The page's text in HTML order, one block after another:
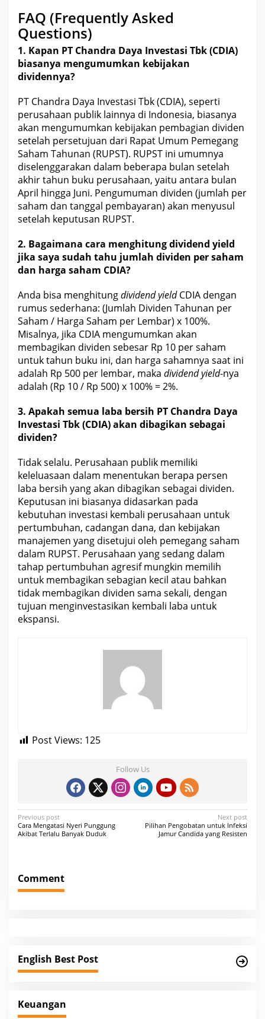
FAQ (Frequently Asked
Questions)
1. Kapan PT Chandra Daya Investasi Tbk(CDIA)
biasanya mengumumkan kebijakan
dividennya?
PT Chandra Daya Investasi Tbk (CDIA), seperti
perusahaan publik lainnya di Indonesia, biasanya
akan mengumumkan kebijakan pembagian dividen
setelah persetujuan dari Rapat Umum Pemegang
Saham Tahunan (RUPST). RUPST ini umumnya
diselenggarakan dalam beberapa bulan setelah
akhir tahun buku perusahaan, yaitu antara bulan
April hingga Juni. Pengumuman dividen (jumlah per
saham dan tanggal pembayaran) akan menyusul
setelah keputusan RUPST.
2. Bagaimana cara menghitung dividend yield
jika saya sudah tahu jumlah dividen per saham
dan harga saham CDIA?
Anda bisa menghitungdividend yieldCDIA dengan
rumus sederhana: (Jumlah Dividen Tahunan per
Saham / Harga Saham per Lembar) x 100%.
Misalnya, jika CDIA mengumumkan akan
membagikan dividen sebesar Rp 10 per saham
untuk tahun buku ini, dan harga sahamnya saat ini
adalah Rp 500 per lembar, maka dividend yield-nya
adalah (Rp 10 / Rp 500) x 100% = 2%.
3. Apakah semua laba bersih PT Chandra Daya
Investasi Tbk(CDIA) akan dibagikan sebagai
dividen?
Tidak selalu. Perusahaan publik memiliki
keleluasaan dalam menentukan berapa persen
laba bersih yang akan dibagikan sebagai dividen.
Keputusan ini biasanya didasarkan pada
kebutuhan investasi kembali perusahaan untuk
pertumbuhan, cadangan dana, dan kebijakan
manajemen yang disetujui oleh pemegangsaham
dalam RUPST. Perusahaan yang sedang dalam
tahap pertumbuhan agresif mungkin memilih
untuk membagikan sebagian kecil atau bahkan
tidak membagikan dividen sama sekali, dengan
tujuan menginvestasikan kembali laba untuk
ekspansi.
Post Views: 125
Follow Us
P
o
t
n
g
a
i
Previous post
Cara Mengatasi Nyeri Punggung
Akibat Terlalu Banyak Duduk
Next post
Pilihan Pengobatan untuk Infeksi
Jamur Candida yang Resisten
Comment
English Best Post
Keuangan